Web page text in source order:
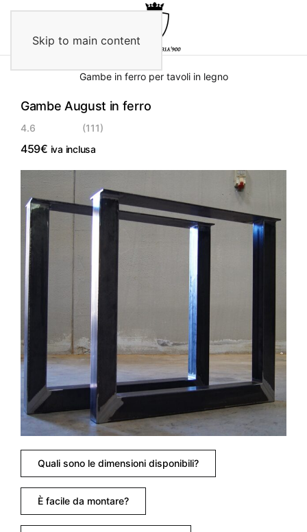
Skip to main content
Gambe in ferro per tavoli in legno
Gambe August in ferro
4.6 (111)
459€ iva inclusa
Quali sono le dimensioni disponibili?
È facile da montare?